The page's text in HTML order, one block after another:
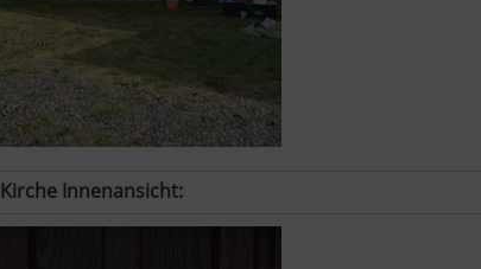
Kirche Innenansicht: